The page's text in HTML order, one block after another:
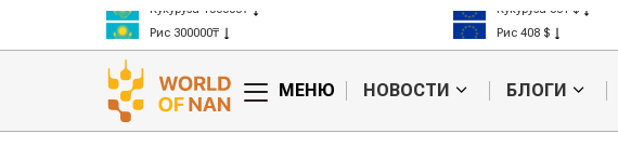
Кукуруза 150000₸
Рис 300000₸
Кукуруза 301 $
Рис 408 $
МЕНЮ НОВОСТИ БЛОГИ